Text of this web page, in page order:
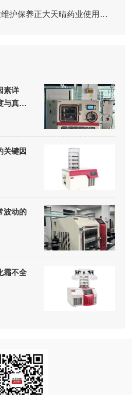
青岛永合创信免费巡检维护保养正大天晴药业使用的实验室洗瓶机
素详
与真空
关键因
波动的
霜不全